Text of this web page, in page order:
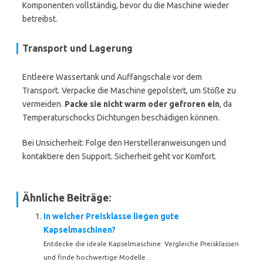
Komponenten vollständig, bevor du die Maschine wieder
betreibst.
Transport und Lagerung
Entleere Wassertank und Auffangschale vor dem
Transport. Verpacke die Maschine gepolstert, um Stöße zu
vermeiden. Packe sie nicht warm oder gefroren ein, da
Temperaturschocks Dichtungen beschädigen können.
Bei Unsicherheit: Folge den Herstelleranweisungen und
kontaktiere den Support. Sicherheit geht vor Komfort.
Ähnliche Beiträge:
In welcher Preisklasse liegen gute
Kapselmaschinen?
Entdecke die ideale Kapselmaschine: Vergleiche Preisklassen
und finde hochwertige Modelle...